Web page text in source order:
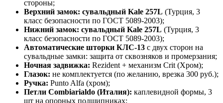
стороны;
Верхний замок: сувальдный Kale 257L (Турция, 3
класс безопасности по ГОСТ 5089-2003);
Нижний замок: сувальдный Kale 257L (Турция, 3
класс безопасности по ГОСТ 5089-2003);
Автоматические шторки КЛС-13 с двух сторон на
сувальдные замки: защита от сквозняков и промерзания;
Ночная задвижка: Rezident + механизм Crit (Хром);
Глазок: не комплектуется (по желанию, врезка 300 руб.);
Ручка: Punto Alfa (хром);
Петли Combiarialdo (Италия): каплевидной формы, 3
шт на опорных подшипниках;